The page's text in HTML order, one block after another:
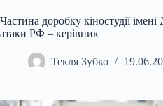
Частина доробку кіностудії
атаки РФ – керівник
Текля Зубко